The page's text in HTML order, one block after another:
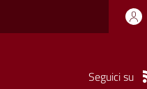
Seguici su